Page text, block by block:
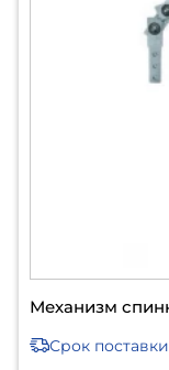
Механизм
Срок поставки